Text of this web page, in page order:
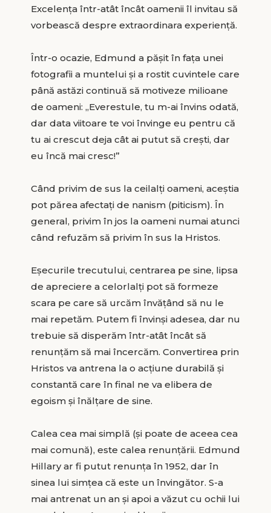
Excelența într-atât încât oamenii îl invitau să
vorbească despre extraordinara experiență.
Într-o ocazie, Edmund a pășit în fața unei
fotografii a muntelui și a rostit cuvintele care
până astăzi continuă să motiveze milioane
de oameni: „Everestule, tu m-ai învins odată,
dar data viitoare te voi învinge eu pentru că
tu ai crescut deja cât ai putut să crești, dar
eu încă mai cresc!”
Când privim de sus la ceilalți oameni, aceștia
pot părea afectați de nanism (piticism). În
general, privim în jos la oameni numai atunci
când refuzăm să privim în sus la Hristos.
Eșecurile trecutului, centrarea pe sine, lipsa
de apreciere a celorlalți pot să formeze
scara pe care să urcăm învățând să nu le
mai repetăm. Putem fi învinși adesea, dar nu
trebuie să disperăm într-atât încât să
renunțăm să mai încercăm. Convertirea prin
Hristos va antrena la o acțiune durabilă și
constantă care în final ne va elibera de
egoism și înălțare de sine.
Calea cea mai simplă (și poate de aceea cea
mai comună), este calea renunțării. Edmund
Hillary ar fi putut renunța în 1952, dar în
sinea lui simțea că este un învingător. S-a
mai antrenat un an și apoi a văzut cu ochii lui